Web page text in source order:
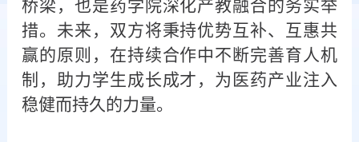
桥梁，也是药学院深化产教融合的务实举
措。未来 ， 双方将秉持优势互补、互惠共
赢的原则，在持续合作中不断完善育人机
制，助力学生成长成才，为医药产业注入
稳健而持久的力量。